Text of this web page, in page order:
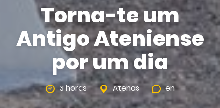
Torna-te um
Antigo Ateniense
por um dia
3 horas Atenas en